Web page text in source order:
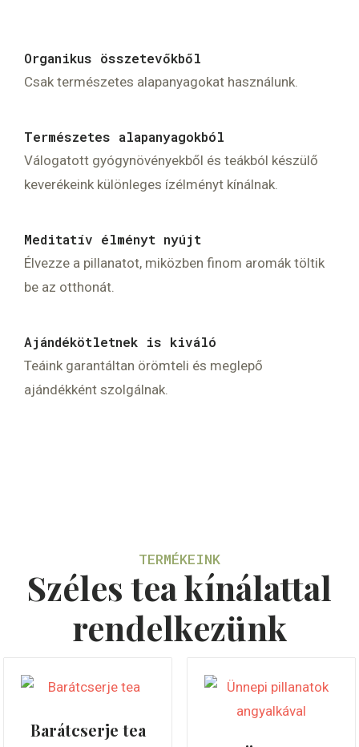
Organikus összetevőkből
Csak természetes alapanyagokat használunk.
Természetes alapanyagokból
Válogatott gyógynövényekből és teákból készülő
keverékeink különleges ízélményt kínálnak.
Meditatív élményt nyújt
Élvezze a pillanatot, miközben finom aromák töltik
be az otthonát.
Ajándékötletnek is kiváló
Teáink garantáltan örömteli és meglepő
ajándékként szolgálnak.
TERMÉKEINK
Széles tea kínálattal
rendelkezünk
Barátcserje tea